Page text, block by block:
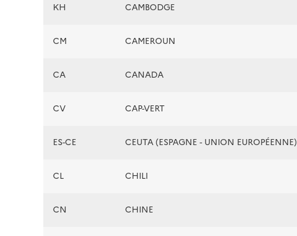
KH CAMBODGE
CM CAMEROUN
CA CANADA
CV CAP-VERT
ES-CE CEUTA (ESPAGNE - UNION EUROPÉENNE)
CL CHILI
CN CHINE